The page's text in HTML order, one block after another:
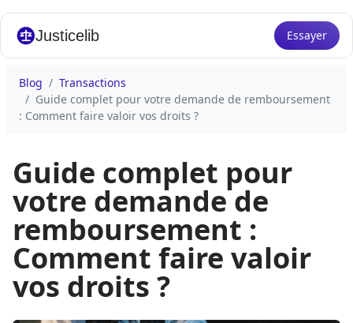
Justicelib Essayer
Blog
Transactions
Guide complet pour votre demande de remboursement
: Comment faire valoir vos droits ?
Guide complet pour
votre demande de
remboursement :
Comment faire valoir
vos droits ?